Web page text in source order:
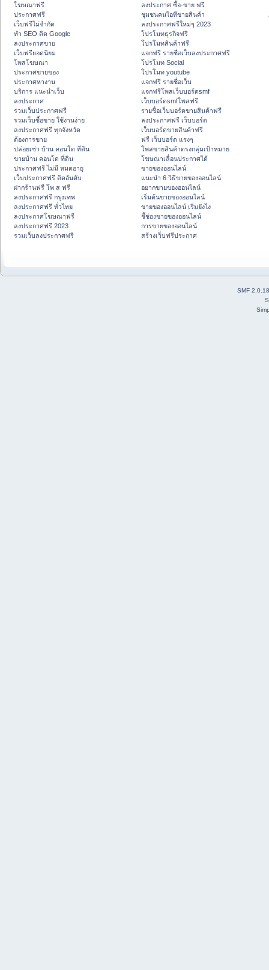
โฆษณาฟรี
ประกาศฟรี
เว็บฟรีไม่จำกัด
ทำ SEO ติด Google
ลงประกาศขาย
เว็บฟรียอดนิยม
โพสโฆษณา
ประกาศขายของ
ประกาศหางาน
บริการ แนะนำเว็บ
ลงประกาศ
รวมเว็บประกาศฟรี
รวมเว็บซื้อขาย ใช้งานง่าย
ลงประกาศฟรี ทุกจังหวัด
ต้องการขาย
ปล่อยเช่า บ้าน คอนโด ที่ดิน
ขายบ้าน คอนโด ที่ดิน
ประกาศฟรี ไม่มี หมดอายุ
เว็บประกาศฟรี ติดอันดับ
ฝากร้านฟรี โพ ส ฟรี
ลงประกาศฟรี กรุงเทพ
ลงประกาศฟรี ทั่วไทย
ลงประกาศโฆษณาฟรี
ลงประกาศฟรี 2023
รวมเว็บลงประกาศฟรี
ลงประกาศ ซื้อ-ขาย ฟรี
ชุมชนคนไอทีขายสินค้า
ลงประกาศฟรีใหม่ๆ 2023
โปรโมทธุรกิจฟรี
โปรโมทสินค้าฟรี
แจกฟรี รายชื่อเว็บลงประกาศฟรี
โปรโมท Social
โปรโมท youtube
แจกฟรี รายชื่อเว็บ
แจกฟรีโพสเว็บบอร์ดsmf
เว็บบอร์ดsmfโพสฟรี
รายชื่อเว็บบอร์ดขายสินค้าฟรี
ลงประกาศฟรี เว็บบอร์ด
เว็บบอร์ดขายสินค้าฟรี
ฟรี เว็บบอร์ด แรงๆ
โพสขายสินค้าตรงกลุ่มเป้าหมาย
โฆษณาเลื่อนประกาศได้
ขายของออนไลน์
แนะนำ 6 วิธีขายของออนไลน์
อยากขายของออนไลน์
เริ่มต้นขายของออนไลน์
ขายของออนไลน์ เริ่มยังไง
ชี้ช่องขายของออนไลน์
การขายของออนไลน์
สร้างเว็บฟรีประกาศ
SMF 2.0.18